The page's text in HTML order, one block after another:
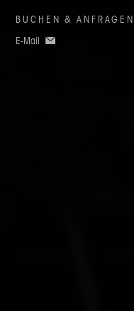
BUCHEN & ANFRAGEN
E-Mail